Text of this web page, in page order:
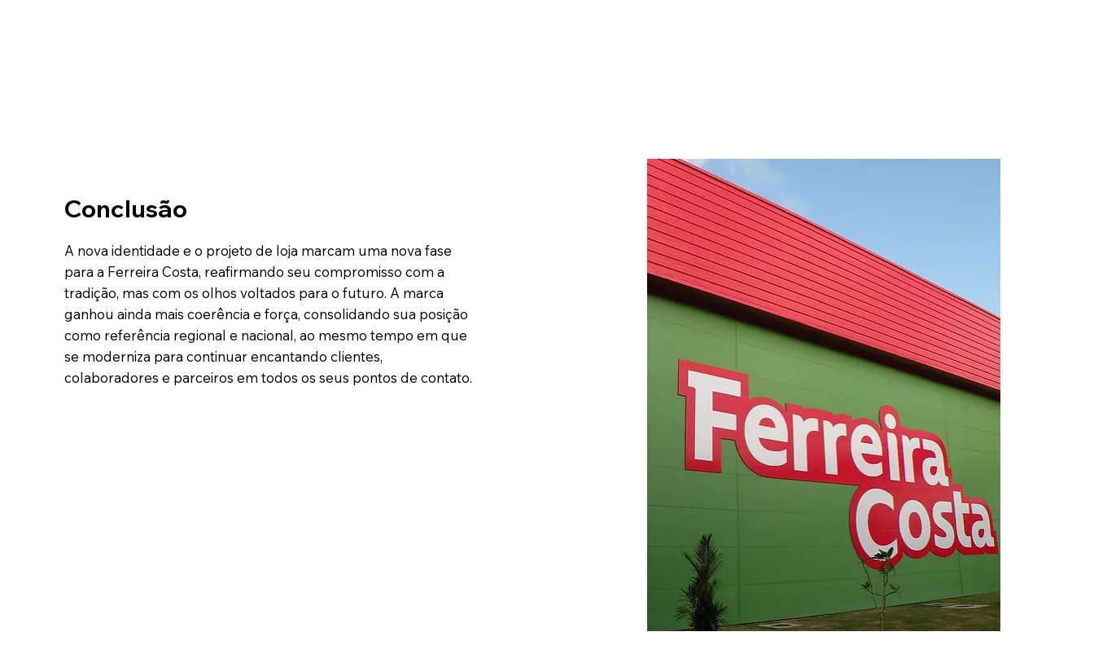
Conclusão
A nova identidade e o projeto de loja marcam uma nova fase
para a Ferreira Costa, reafirmando seu compromisso com a
tradição, mas com os olhos voltados para o futuro. A marca
ganhou ainda mais coerência e força, consolidando sua posição
como referência regional e nacional, ao mesmo tempo em que
se moderniza para continuar encantando clientes,
colaboradores e parceiros em todos os seus pontos de contato.